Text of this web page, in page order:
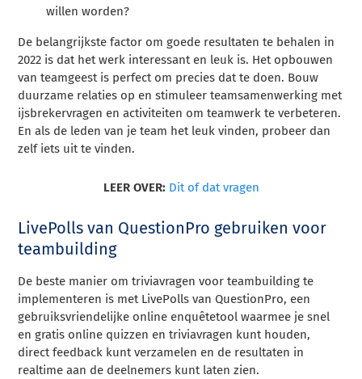
willen worden?
De belangrijkste factor om goede resultaten te behalen in
2022 is dat het werk interessant en leuk is. Het opbouwen
van teamgeest is perfect om precies dat te doen. Bouw
duurzame relaties op en stimuleer teamsamenwerking met
ijsbrekervragen en activiteiten om teamwerk te verbeteren.
En als de leden van je team het leuk vinden, probeer dan
zelf iets uit te vinden.
LEER OVER: Dit of dat vragen
LivePolls van QuestionPro gebruiken voor
teambuilding
De beste manier om triviavragen voor teambuilding te
implementeren is met LivePolls van QuestionPro, een
gebruiksvriendelijke online enquêtetool waarmee je snel
en gratis online quizzen en triviavragen kunt houden,
direct feedback kunt verzamelen en de resultaten in
realtime aan de deelnemers kunt laten zien.